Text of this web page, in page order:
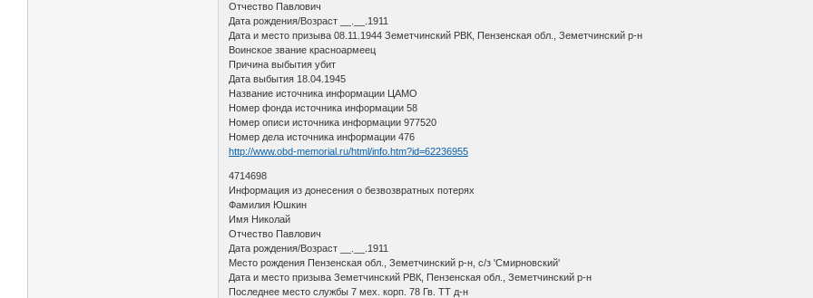
Отчество Павлович
Дата рождения/Возраст __.__.1911
Дата и место призыва 08.11.1944 Земетчинский РВК, Пензенская обл., Земетчинский р-н
Воинское звание красноармеец
Причина выбытия убит
Дата выбытия 18.04.1945
Название источника информации ЦАМО
Номер фонда источника информации 58
Номер описи источника информации 977520
Номер дела источника информации 476
http://www.obd-memorial.ru/html/info.htm?id=62236955
4714698
Информация из донесения о безвозвратных потерях
Фамилия Юшкин
Имя Николай
Отчество Павлович
Дата рождения/Возраст __.__.1911
Место рождения Пензенская обл., Земетчинский р-н, с/з 'Смирновский'
Дата и место призыва Земетчинский РВК, Пензенская обл., Земетчинский р-н
Последнее место службы 7 мех. корп. 78 Гв. ТТ д-н